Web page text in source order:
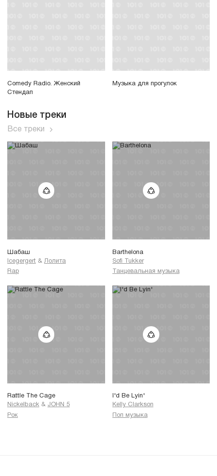
Comedy Radio. Женский
Стендап
Музыка для прогулок
Новые треки
Все треки
Шабаш
Icegergert & Лолита
Rap
Barthelona
Sofi Tukker
Танцевальная музыка
Rattle The Cage
Nickelback & JOHN 5
Рок
I'd Be Lyin'
Kelly Clarkson
Поп музыка